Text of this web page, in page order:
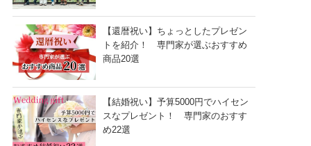
【還暦祝い】ちょっとしたプレゼン
トを紹介！ 専門家が選ぶおすすめ
商品20選
【結婚祝い】予算5000円でハイセン
スなプレゼント！ 専門家のおすす
め22選